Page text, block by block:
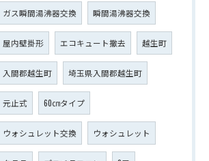
ガス瞬間湯沸器交換 瞬間湯沸器交換
屋内壁掛形 エコキュート撤去 越生町
入間郡越生町 埼玉県入間郡越生町
元止式 60㎝タイプ
ウォシュレット交換 ウォシュレット